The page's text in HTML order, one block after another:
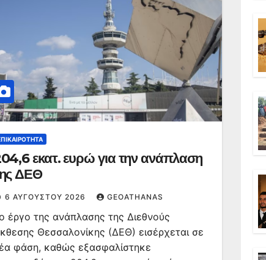
εκατ. ευρώ για την ανάπλαση
ΔΕΘ
6 ΑΥΓΟΎΣΤΟΥ 2026 GEOATHANAS
έργο της ανάπλασης της Διεθνούς
Θεσσαλονίκης (ΔΕΘ) εισέρχεται σε
φάση, καθώς εξασφαλίστηκε